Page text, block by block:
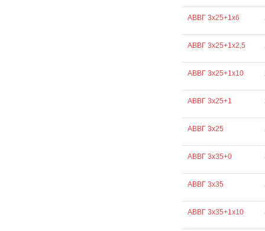
АВВГ 3х25+1х6
АВВГ 3х25+1х2,5
АВВГ 3х25+1х10
АВВГ 3х25+1
АВВГ 3х25
АВВГ 3х35+0
АВВГ 3х35
АВВГ 3х35+1х10